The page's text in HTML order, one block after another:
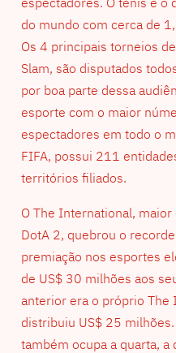
do mundo com cerca de
Os 4 principais torneios
Slam, são disputados
por boa parte dessa
esporte com o maior
espectadores em todo o
FIFA, possui 211
territórios filiados.
O The International,
DotA 2, quebrou o
premiação nos esportes
de US$ 30 milhões aos
anterior era o próprio
distribuiu US$ 25
também ocupa a quarta, a